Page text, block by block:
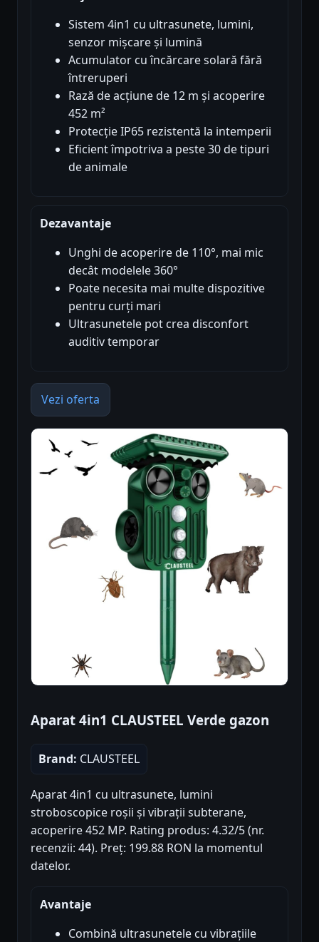
Sistem 4in1 cu ultrasunete, lumini,
senzor mișcare și lumină
Acumulator cu încărcare solară fără
întreruperi
Rază de acțiune de 12 m și acoperire
452 m²
Protecție IP65 rezistentă la intemperii
Eficient împotriva a peste 30 de tipuri
de animale
Dezavantaje
Unghi de acoperire de 110°, mai mic
decât modelele 360°
Poate necesita mai multe dispozitive
pentru curți mari
Ultrasunetele pot crea disconfort
auditiv temporar
Vezi oferta
Aparat 4in1 CLAUSTEEL Verde gazon
Brand: CLAUSTEEL
Aparat 4in1 cu ultrasunete, lumini
stroboscopice roșii și vibrații subterane,
acoperire 452 MP. Rating produs: 4.32/5 (nr.
recenzii: 44). Preț: 199.88 RON la momentul
datelor.
Avantaje
Combină ultrasunetele cu vibrațiile